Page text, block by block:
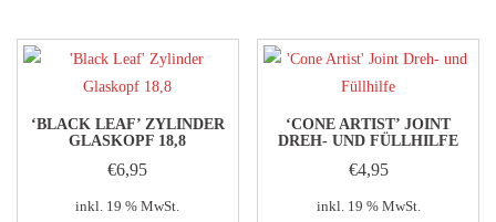
‘BLACK LEAF’ ZYLINDER
GLASKOPF 18,8
€6,95
inkl. 19 % MwSt.
‘CONE ARTIST’ JOINT
DREH- UND FÜLLHILFE
€4,95
inkl. 19 % MwSt.